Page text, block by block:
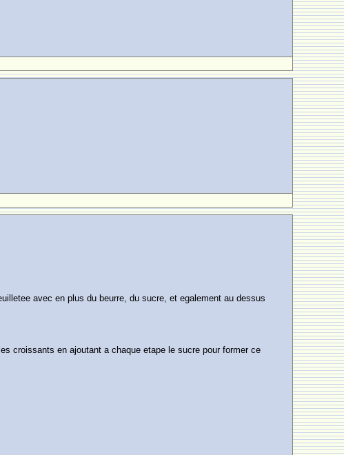
avec en plus du beurre, du sucre, et egalement au dessus
croissants en ajoutant a chaque etape le sucre pour former ce